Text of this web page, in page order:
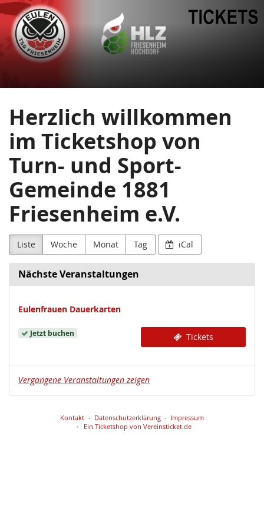
Zum
Haupt-
Inhalt
springen
Turn-
und
Sport-
Gemeinde
1881
Friesenheim
e.V.
Herzlich willkommen
im Ticketshop von
Turn- und Sport-
Gemeinde 1881
Friesenheim e.V.
Liste Woche Monat Tag iCal
Nächste Veranstaltungen
Eulenfrauen Dauerkarten
Jetzt buchen Tickets
Vergangene Veranstaltungen zeigen
Kontakt Datenschutzerklärung
Impressum
Ein Ticketshop von Vereinsticket.de